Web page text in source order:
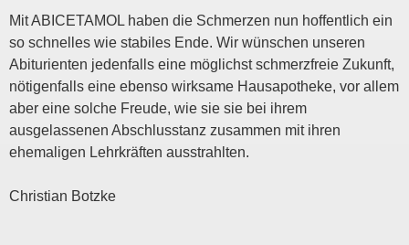
Mit ABICETAMOL haben die Schmerzen nun hoffentlich ein
so schnelles wie stabiles Ende. Wir wünschen unseren
Abiturienten jedenfalls eine möglichst schmerzfreie Zukunft,
nötigenfalls eine ebenso wirksame Hausapotheke, vor allem
aber eine solche Freude, wie sie sie bei ihrem
ausgelassenen Abschlusstanz zusammen mit ihren
ehemaligen Lehrkräften ausstrahlten.
Christian Botzke